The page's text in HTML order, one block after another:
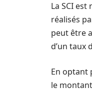
La SCI
réalisés
peut être
d’un taux
En optant
le